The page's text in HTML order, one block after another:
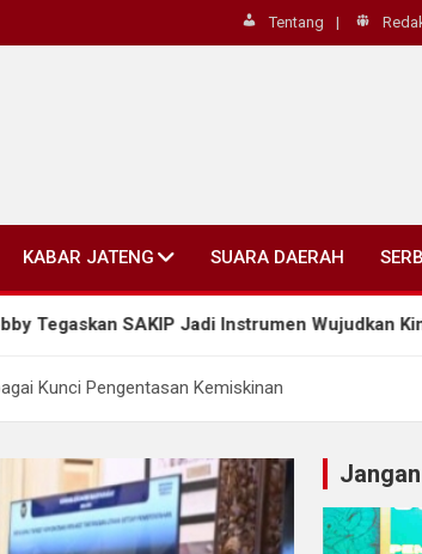
Tentang
KABAR JATENG SUARA DAERAH
Jadi Instrumen Wujudkan Kinerja
Kunci Pengentasan Kemiskinan